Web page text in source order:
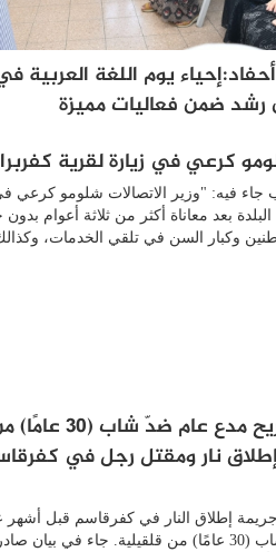
يوم اللغة العربية
رشد ضمن فعاليات مميزة
كرعي في زيارة لقرية كفربرا
جاء فيه: "وزير الاتصالات شلومو كرعي في
البلدة بعد معاناة أكثر من ثلاثة أعوام
وكبار السن في تلقي الخدمات،
سُمح بالنشر| تصريح
نار ومقتل رجل في
إطلاق النار في كفرقاسم قبل أشهر
تصريح مدع عام ضدّ شاب (30 عامًا) من قلقيلية. جاء في